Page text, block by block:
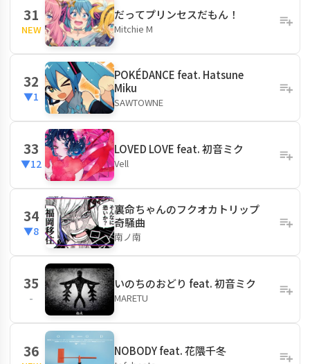
31
NEW
だってプリンセスだもん！
Mitchie M
32
▼1
POKÉDANCE feat. Hatsune
Miku
SAWTOWNE
33
▼12
LOVED LOVE feat. 初音ミク
Vell
34
▼8
裏命ちゃんのフクオカトリップ
奇騒曲
南ノ南
35
-
いのちのおどり feat. 初音ミク
MARETU
36 NOBODY feat. 花隈千冬